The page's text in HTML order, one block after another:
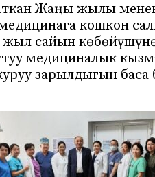
Жаңы жылы
кошкон
сайын
медициналык
зарылдыгын баса